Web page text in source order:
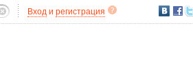
Вход и регистрация